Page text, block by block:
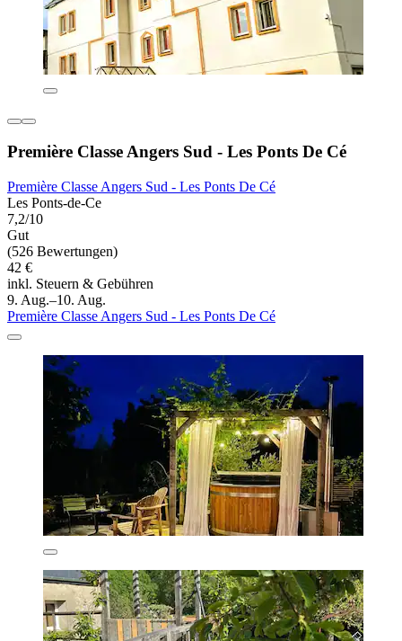
Première Classe Angers Sud - Les Ponts De Cé
Première Classe Angers Sud - Les Ponts De Cé
Les Ponts-de-Ce
7,2/10
Gut
(526 Bewertungen)
42 €
inkl. Steuern & Gebühren
9. Aug.–10. Aug.
Première Classe Angers Sud - Les Ponts De Cé